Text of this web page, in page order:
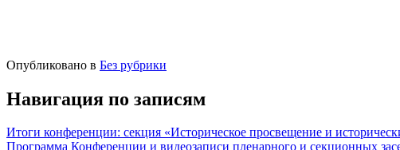
Опубликовано в Без рубрики
Навигация по записям
Итоги конференции: секция «Историческое просвещение и
Программа Конференции и видеозаписи пленарного и секционных